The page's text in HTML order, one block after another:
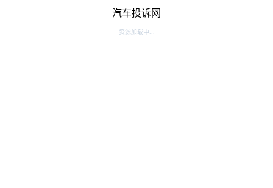
汽车投诉网
资源加载中...